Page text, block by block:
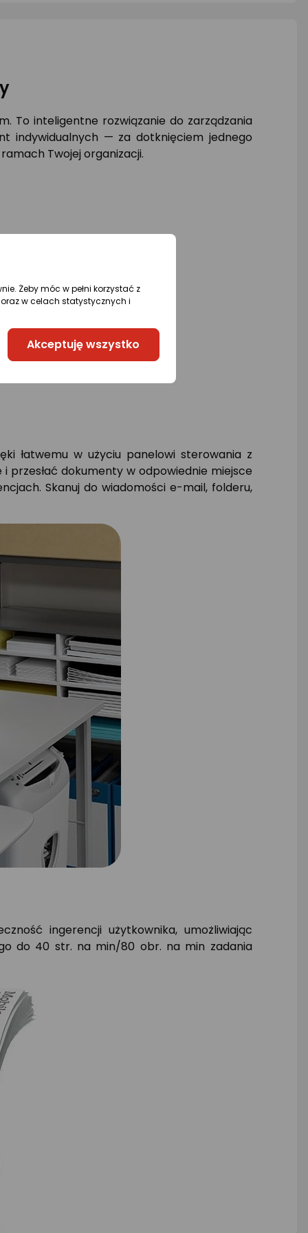
To inteligentne rozwiązanie do zarządzania
indywidualnych — za dotknięciem jednego
Twojej organizacji.
łatwemu w użyciu panelowi sterowania z
przesłać dokumenty w odpowiednie miejsce
Skanuj do wiadomości e-mail, folderu,
ingerencji użytkownika, umożliwiając
do 40 str. na min/80 obr. na min zadania
Żeby móc w pełni korzystać z
w celach statystycznych i
Akceptuję wszystko